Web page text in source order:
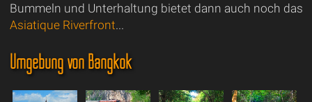
Bummeln und Unterhaltung bietet dann auch noch das
Asiatique Riverfront...
Umgebung von Bangkok